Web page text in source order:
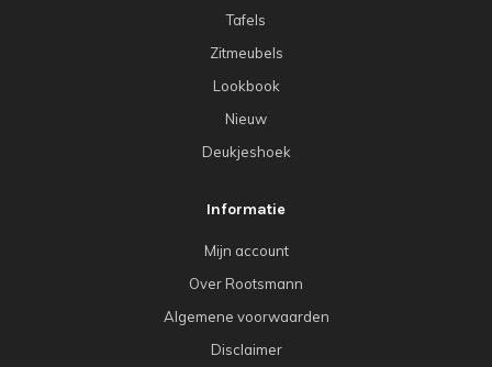
Tafels
Zitmeubels
Lookbook
Nieuw
Deukjeshoek
Informatie
Mijn account
Over Rootsmann
Algemene voorwaarden
Disclaimer